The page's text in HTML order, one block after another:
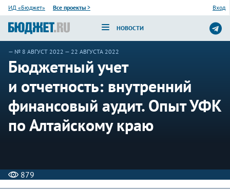
ИД «Бюджет» Все проекты > Вход
НОВОСТИ
— № 8 АВГУСТ 2022 — 22 АВГУСТА 2022
Бюджетный учет
и отчетность: внутренний
финансовый аудит. Опыт УФК
по Алтайскому краю
879